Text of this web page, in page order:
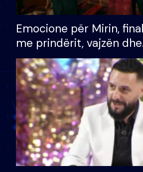
Emocione për Mirin,
me prindërit, vajzën dhe
bashkëshorten: S’kemi
divorci apo jo?